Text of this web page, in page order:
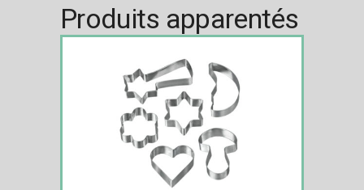
Produits apparentés